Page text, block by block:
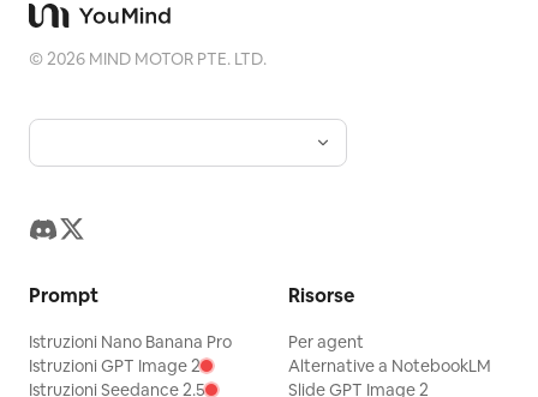
risultato finale preserva il contenuto reale della
mnemonica' con una stabile coerenza di serie,
©2026 MIND MOTOR PTE. LTD.
Prompt
Istruzioni Nano Banana Pro
Istruzioni GPT Image 2
Istruzioni Seedance 2.5
Risorse
Per agent
Alternative a NotebookLM
Slide GPT Image 2